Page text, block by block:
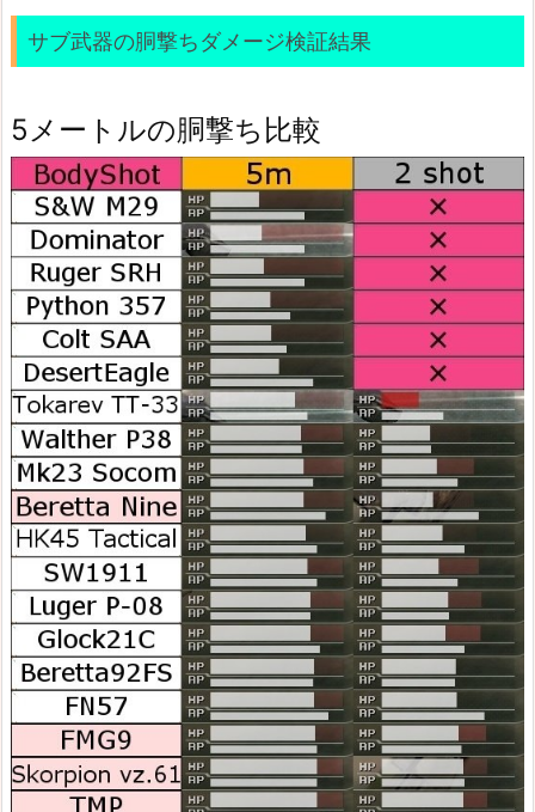
サブ武器の胴撃ちダメージ検証結果
5メートルの胴撃ち比較